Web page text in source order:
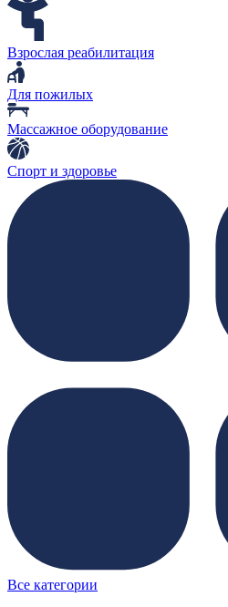
Взрослая реабилитация
Для пожилых
Массажное оборудование
Спорт и здоровье
Все категории